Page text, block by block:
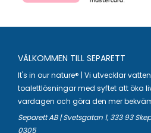
VÄLKOMMEN TILL SEPARETT
It's in our nature® | Vi utvecklar
toalettlösningar med syftet att öka
vardagen och göra den mer
Separett AB | Svetsgatan 1, 333 93
0305